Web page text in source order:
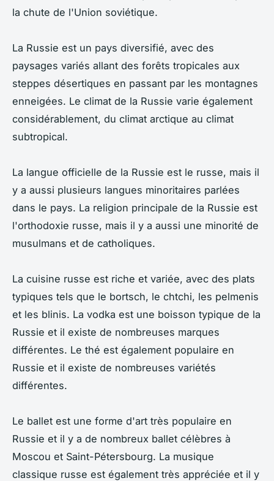
la chute de l'Union soviétique.
La Russie est un pays diversifié, avec des
paysages variés allant des forêts tropicales aux
steppes désertiques en passant par les montagnes
enneigées. Le climat de la Russie varie également
considérablement, du climat arctique au climat
subtropical.
La langue officielle de la Russie est le russe, mais il
y a aussi plusieurs langues minoritaires parlées
dans le pays. La religion principale de la Russie est
l'orthodoxie russe, mais il y a aussi une minorité de
musulmans et de catholiques.
La cuisine russe est riche et variée, avec des plats
typiques tels que le bortsch, le chtchi, les pelmenis
et les blinis. La vodka est une boisson typique de la
Russie et il existe de nombreuses marques
différentes. Le thé est également populaire en
Russie et il existe de nombreuses variétés
différentes.
Le ballet est une forme d'art très populaire en
Russie et il y a de nombreux ballet célèbres à
Moscou et Saint-Pétersbourg. La musique
classique russe est également très appréciée et il y